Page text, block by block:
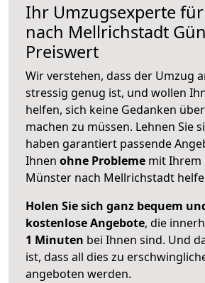
Ihr Umzugsexperte
nach Mellrichstadt
Preiswert
Wir verstehen, dass der Umzug
stressig genug ist, und wollen
helfen, sich keine Gedanken
machen zu müssen. Lehnen Sie
haben garantiert passende
Ihnen ohne Probleme mit Ihrem
Münster nach Mellrichstadt
Holen Sie sich ganz bequem
kostenlose Angebote, die
1 Minuten bei Ihnen sind. Und
ist, dass all dies zu
angeboten werden.